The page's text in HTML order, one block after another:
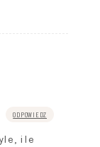
ODPOWIEDZ
ile